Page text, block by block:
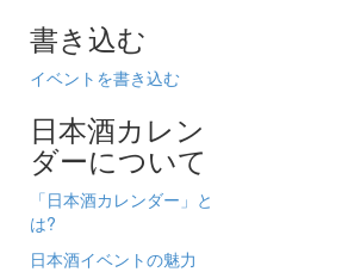
書き込む
イベントを書き込む
日本酒カレン
ダーについて
「日本酒カレンダー」と
は?
日本酒イベントの魅力